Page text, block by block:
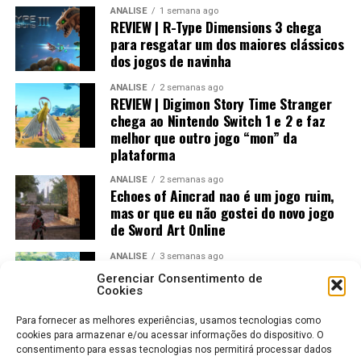
Gerenciar Consentimento de
Cookies
Para fornecer as melhores experiências, usamos tecnologias como
cookies para armazenar e/ou acessar informações do dispositivo. O
consentimento para essas tecnologias nos permitirá processar dados
ANÁLISE 1 semana ago
REVIEW | R-Type Dimensions 3 chega
para resgatar um dos maiores clássicos
dos jogos de navinha
ANÁLISE 2 semanas ago
REVIEW | Digimon Story Time Stranger
chega ao Nintendo Switch 1 e 2 e faz
melhor que outro jogo “mon” da
plataforma
ANÁLISE 2 semanas ago
Echoes of Aincrad nao é um jogo ruim,
mas or que eu não gostei do novo jogo
de Sword Art Online
ANÁLISE 3 semanas ago
Jogos Amados e Odiados do Sonic: Os
Maiores Acertos e Erros da SEGA